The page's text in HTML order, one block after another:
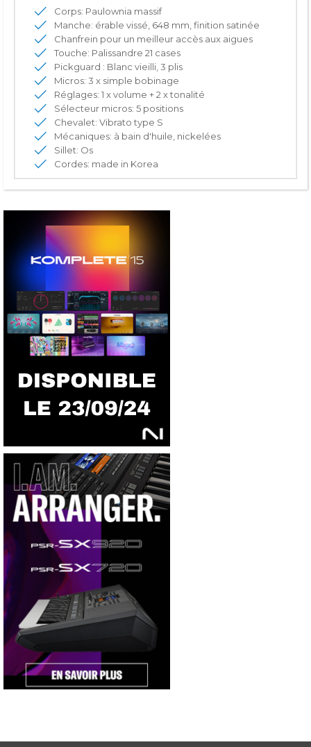
Corps: Paulownia massif
Manche: érable vissé, 648 mm, finition satinée
Chanfrein pour un meilleur accès aux aigues
Touche: Palissandre 21 cases
Pickguard : Blanc vieilli, 3 plis
Micros: 3 x simple bobinage
Réglages: 1 x volume + 2 x tonalité
Sélecteur micros: 5 positions
Chevalet: Vibrato type S
Mécaniques: à bain d'huile, nickelées
Sillet: Os
Cordes: made in Korea